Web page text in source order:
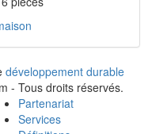
développement durable
- Tous droits réservés.
Partenariat
Services